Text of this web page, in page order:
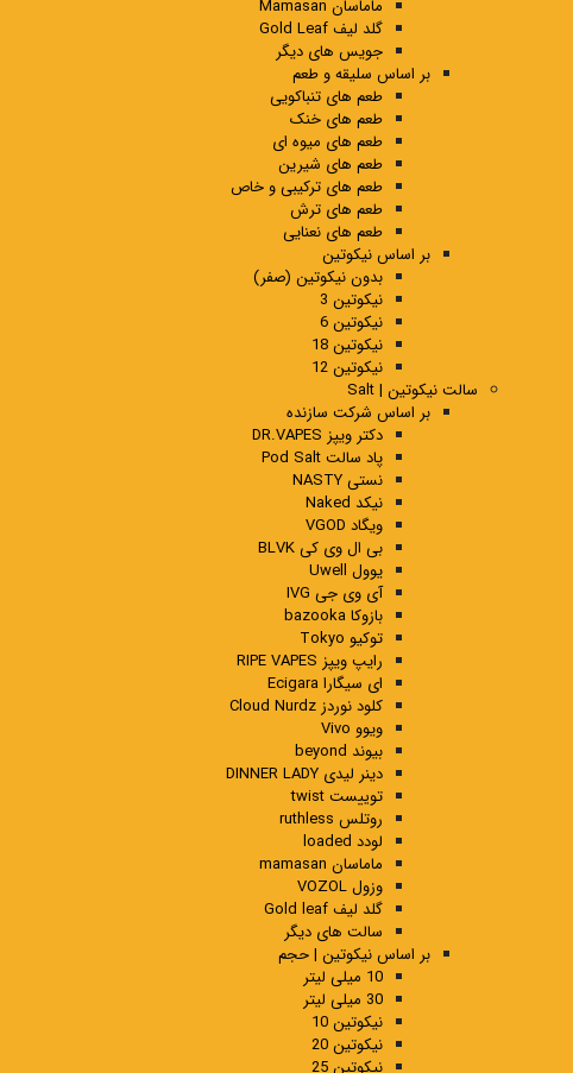
ماماسان Mamasan
گلد لیف Gold Leaf
جویس های دیگر
بر اساس سلیقه و طعم
طعم های تنباکویی
طعم های خنک
طعم های میوه ای
طعم های شیرین
طعم های ترکیبی و خاص
طعم های ترش
طعم های نعنایی
بر اساس نیکوتین
بدون نیکوتین (صفر)
نیکوتین 3
نیکوتین 6
نیکوتین 18
نیکوتین 12
سالت نیکوتین | Salt
بر اساس شرکت سازنده
دکتر ویپز DR.VAPES
پاد سالت Pod Salt
نستی NASTY
نیکد Naked
ویگاد VGOD
بی ال وی کی BLVK
یوول Uwell
آی وی جی IVG
بازوکا bazooka
توکیو Tokyo
رایپ ویپز RIPE VAPES
ای سیگارا Ecigara
کلود نوردز Cloud Nurdz
ویوو Vivo
بیوند beyond
دینر لیدی DINNER LADY
توییست twist
روتلس ruthless
لودد loaded
ماماسان mamasan
وزول VOZOL
گلد لیف Gold leaf
سالت های دیگر
بر اساس نیکوتین | حجم
10 میلی لیتر
30 میلی لیتر
نیکوتین 10
نیکوتین 20
نیکوتین 25